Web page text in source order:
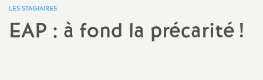
a
LES STAGIAIRES
EAP : à fond la précarité!